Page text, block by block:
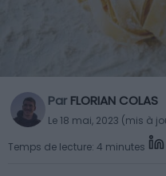
Par FLORIAN COLAS
Le 18 mai, 2023 (mis à
Temps de lecture: 4 minutes